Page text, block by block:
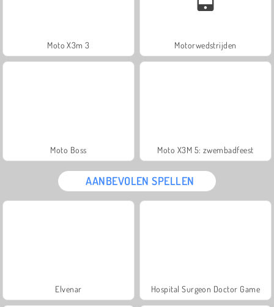
Moto X3m 3 Motorwedstrijden
Moto Boss Moto X3M 5: zwembadfeest
AANBEVOLEN SPELLEN
Elvenar Hospital Surgeon Doctor Game